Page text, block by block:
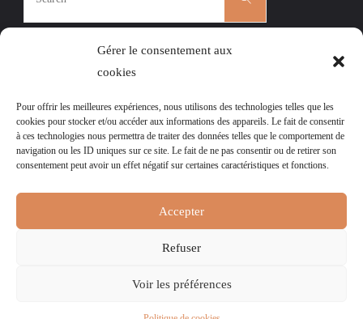
Gérer le consentement aux
cookies
Pour offrir les meilleures expériences, nous utilisons des technologies telles que les
cookies pour stocker et/ou accéder aux informations des appareils. Le fait de consentir
à ces technologies nous permettra de traiter des données telles que le comportement de
navigation ou les ID uniques sur ce site. Le fait de ne pas consentir ou de retirer son
consentement peut avoir un effet négatif sur certaines caractéristiques et fonctions.
Accepter
Refuser
Voir les préférences
CÉCILE ROGER | L’AGENDA DES ATELIERS
MENTIONS LÉGALES |
POLITIQUE DE COOKIES (UE)
Ce site est la propriété de l’association l’Art et la Matière, tout droit
réservé.
Pour lirenos mentions légales et notre Politique de Confidentialité,
merci de cliquer ici.